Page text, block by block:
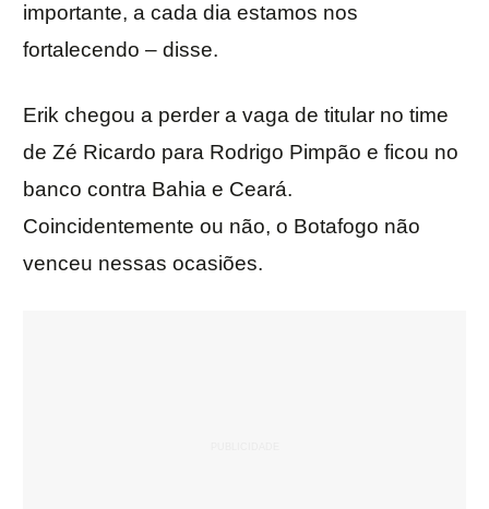
importante, a cada dia estamos nos
fortalecendo – disse.
Erik chegou a perder a vaga de titular no time
de Zé Ricardo para Rodrigo Pimpão e ficou no
banco contra Bahia e Ceará.
Coincidentemente ou não, o Botafogo não
venceu nessas ocasiões.